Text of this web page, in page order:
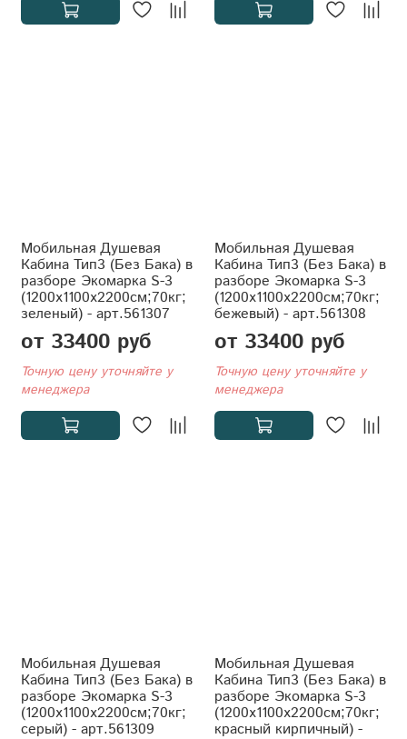
Мобильная Душевая
Кабина Тип3 (Без Бака) в
разборе Экомарка S-3
(1200x1100x2200см;70кг;
зеленый) - арт.561307
от 33400 руб
Точную цену уточняйте у
менеджера
Мобильная Душевая
Кабина Тип3 (Без Бака) в
разборе Экомарка S-3
(1200x1100x2200см;70кг;
бежевый) - арт.561308
от 33400 руб
Точную цену уточняйте у
менеджера
Мобильная Душевая
Кабина Тип3 (Без Бака) в
разборе Экомарка S-3
(1200x1100x2200см;70кг;
серый) - арт.561309
Мобильная Душевая
Кабина Тип3 (Без Бака) в
разборе Экомарка S-3
(1200x1100x2200см;70кг;
красный кирпичный) -